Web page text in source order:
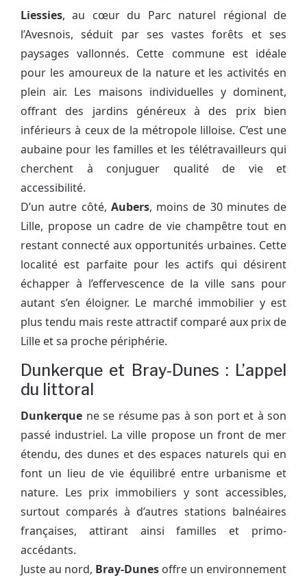
Liessies, au cœur du Parc naturel régional de
l’Avesnois, séduit par ses vastes forêts et ses
paysages vallonnés. Cette commune est idéale
pour les amoureux de la nature et les activités en
plein air. Les maisons individuelles y dominent,
offrant des jardins généreux à des prix bien
inférieurs à ceux de la métropole lilloise. C’est une
aubaine pour les familles et les télétravailleurs qui
cherchent à conjuguer qualité de vie et
accessibilité.
D’un autre côté, Aubers, moins de 30 minutes de
Lille, propose un cadre de vie champêtre tout en
restant connecté aux opportunités urbaines. Cette
localité est parfaite pour les actifs qui désirent
échapper à l’effervescence de la ville sans pour
autant s’en éloigner. Le marché immobilier y est
plus tendu mais reste attractif comparé aux prix de
Lille et sa proche périphérie.
Dunkerque et Bray-Dunes : L’appel
du littoral
Dunkerque ne se résume pas à son port et à son
passé industriel. La ville propose un front de mer
étendu, des dunes et des espaces naturels qui en
font un lieu de vie équilibré entre urbanisme et
nature. Les prix immobiliers y sont accessibles,
surtout comparés à d’autres stations balnéaires
françaises, attirant ainsi familles et primo-
accédants.
Juste au nord, Bray-Dunes offre un environnement